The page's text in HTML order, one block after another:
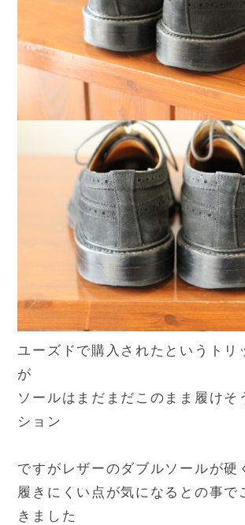
ユーズドで購入されたというトリ
が
ソールはまだまだこのまま履けそ
ション
ですがレザーのダブルソールが硬
履きにくい点が気になるとの事で
きました